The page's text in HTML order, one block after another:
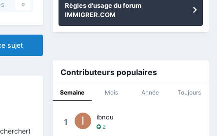
0
sujet
Règles d'usage du forum
IMMIGRER.COM
Contributeurs populaires
Semaine Mois Année Toujours
1 ibnou
2